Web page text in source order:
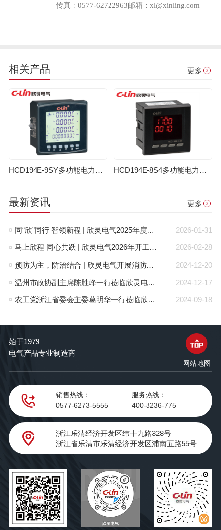
传真：0577-62722963邮箱：xl@xinling.com
相关产品 更多
HCD194E-9SY多功能电力仪表 HCD194E-8S4多功能电力仪表
最新资讯 更多
2026-01-31
同“欣”同行 智领新程 | 欣灵电气2025年度表彰总结大会暨新年酒会成功举办！
2026-02-28
马上欣程 同心共跃 | 欣灵电气2026年开工大吉！
2024-12-20
预防为主，防治结合 | 欣灵电气开展消防应急预案演练活动
2024-12-17
温州市政协副主席陈胜峰一行莅临欣灵电气调研指导
2024-09-18
农工党浙江省委会主委葛明华一行莅临欣灵电气考察调研
始于1979
电气产品专业制造商
网站地图
销售热线：
0577-6273-5555
服务热线：
400-8236-775
浙江乐清经济开发区纬十九路328号
浙江省乐清市乐清经济开发区浦南五路55号